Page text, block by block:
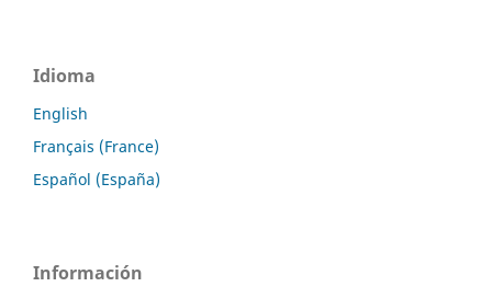
Idioma
English
Français (France)
Español (España)
Información